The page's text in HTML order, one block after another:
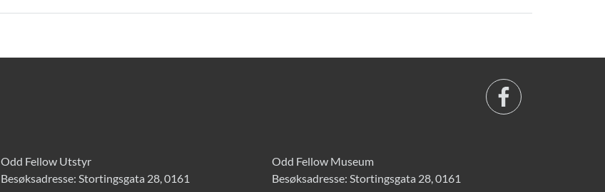
Odd Fellow Utstyr
Besøksadresse: Stortingsgata 28, 0161
Odd Fellow Museum
Besøksadresse: Stortingsgata 28, 0161